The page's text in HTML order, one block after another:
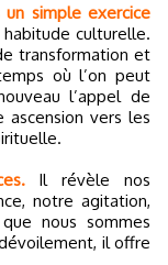
un simple exercice
habitude culturelle.
transformation et
où l’on peut
l’appel de
ascension vers les
Il révèle nos
notre agitation,
nous sommes
il offre